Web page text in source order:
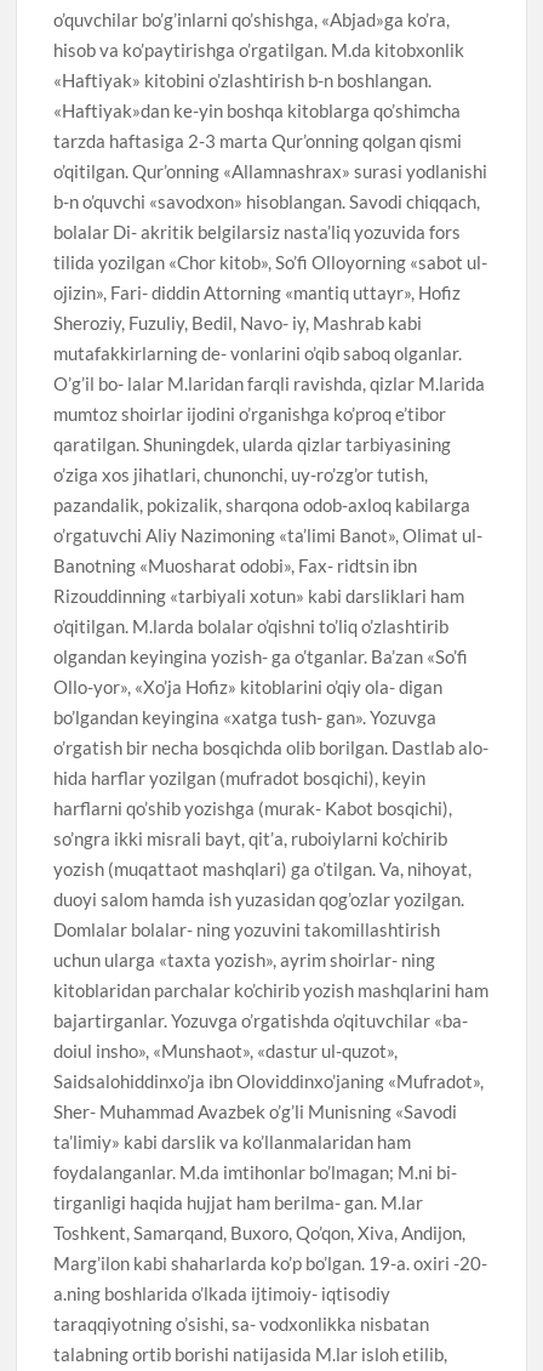
o’quvchilar bo’g’inlarni qo’shishga, «Abjad»ga ko’ra,
hisob va ko’paytirishga o’rgatilgan. M.da kitobxonlik
«Haftiyak» kitobini o’zlashtirish b-n boshlangan.
«Haftiyak»dan ke-yin boshqa kitoblarga qo’shimcha
tarzda haftasiga 2-3 marta Qur’onning qolgan qismi
o’qitilgan. Qur’onning «Allamnashrax» surasi yodlanishi
b-n o’quvchi «savodxon» hisoblangan. Savodi chiqqach,
bolalar Di- akritik belgilarsiz nasta’liq yozuvida fors
tilida yozilgan «Chor kitob», So’fi Olloyorning «sabot ul-
ojizin», Fari- diddin Attorning «mantiq uttayr», Hofiz
Sheroziy, Fuzuliy, Bedil, Navo- iy, Mashrab kabi
mutafakkirlarning de- vonlarini o’qib saboq olganlar.
O’g’il bo- lalar M.laridan farqli ravishda, qizlar M.larida
mumtoz shoirlar ijodini o’rganishga ko’proq e’tibor
qaratilgan. Shuningdek, ularda qizlar tarbiyasining
o’ziga xos jihatlari, chunonchi, uy-ro’zg’or tutish,
pazandalik, pokizalik, sharqona odob-axloq kabilarga
o’rgatuvchi Aliy Nazimoning «ta’limi Banot», Olimat ul-
Banotning «Muosharat odobi», Fax- ridtsin ibn
Rizouddinning «tarbiyali xotun» kabi darsliklari ham
o’qitilgan. M.larda bolalar o’qishni to’liq o’zlashtirib
olgandan keyingina yozish- ga o’tganlar. Ba’zan «So’fi
Ollo-yor», «Xo’ja Hofiz» kitoblarini o’qiy ola- digan
bo’lgandan keyingina «xatga tush- gan». Yozuvga
o’rgatish bir necha bosqichda olib borilgan. Dastlab alo-
hida harflar yozilgan (mufradot bosqichi), keyin
harflarni qo’shib yozishga (murak- Kabot bosqichi),
so’ngra ikki misrali bayt, qit’a, ruboiylarni ko’chirib
yozish (muqattaot mashqlari) ga o’tilgan. Va, nihoyat,
duoyi salom hamda ish yuzasidan qog’ozlar yozilgan.
Domlalar bolalar- ning yozuvini takomillashtirish
uchun ularga «taxta yozish», ayrim shoirlar- ning
kitoblaridan parchalar ko’chirib yozish mashqlarini ham
bajartirganlar. Yozuvga o’rgatishda o’qituvchilar «ba-
doiul insho», «Munshaot», «dastur ul-quzot»,
Saidsalohiddinxo’ja ibn Oloviddinxo’janing «Mufradot»,
Sher- Muhammad Avazbek o’g’li Munisning «Savodi
ta’limiy» kabi darslik va ko’llanmalaridan ham
foydalanganlar. M.da imtihonlar bo’lmagan; M.ni bi-
tirganligi haqida hujjat ham berilma- gan. M.lar
Toshkent, Samarqand, Buxoro, Qo’qon, Xiva, Andijon,
Marg’ilon kabi shaharlarda ko’p bo’lgan. 19-a. oxiri -20-
a.ning boshlarida o’lkada ijtimoiy- iqtisodiy
taraqqiyotning o’sishi, sa- vodxonlikka nisbatan
talabning ortib borishi natijasida M.lar isloh etilib,